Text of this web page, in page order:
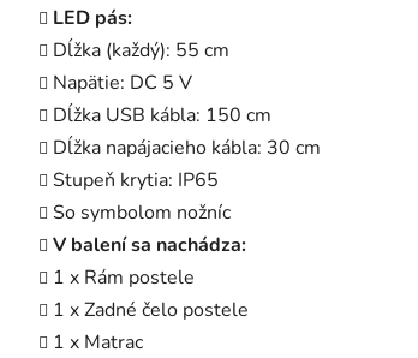
LED pás:
Dĺžka (každý): 55 cm
Napätie: DC 5 V
Dĺžka USB kábla: 150 cm
Dĺžka napájacieho kábla: 30 cm
Stupeň krytia: IP65
So symbolom nožníc
V balení sa nachádza:
1 x Rám postele
1 x Zadné čelo postele
1 x Matrac